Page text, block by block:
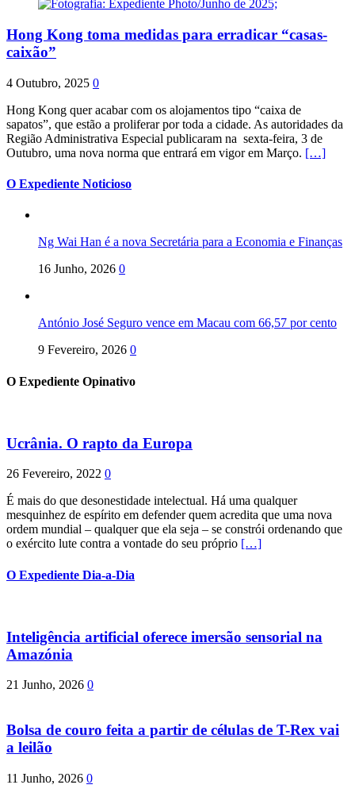
Hong Kong toma medidas para erradicar “casas-
caixão”
4 Outubro, 2025 0
Hong Kong quer acabar com os alojamentos tipo “caixa de
sapatos”, que estão a proliferar por toda a cidade. As autoridades da
Região Administrativa Especial publicaram na sexta-feira, 3 de
Outubro, uma nova norma que entrará em vigor em Março. […]
O Expediente Noticioso
Ng Wai Han é a nova Secretária para a Economia e Finanças
16 Junho, 2026 0
António José Seguro vence em Macau com 66,57 por cento
9 Fevereiro, 2026 0
O Expediente Opinativo
Ucrânia. O rapto da Europa
26 Fevereiro, 2022 0
É mais do que desonestidade intelectual. Há uma qualquer
mesquinhez de espírito em defender quem acredita que uma nova
ordem mundial – qualquer que ela seja – se constrói ordenando que
o exército lute contra a vontade do seu próprio […]
O Expediente Dia-a-Dia
Inteligência artificial oferece imersão sensorial na
Amazónia
21 Junho, 2026 0
Bolsa de couro feita a partir de células de T-Rex vai
a leilão
11 Junho, 2026 0